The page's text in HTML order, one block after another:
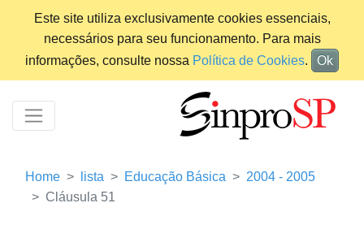
Este site utiliza exclusivamente cookies essenciais,
necessários para seu funcionamento. Para mais
informações, consulte nossa Política de Cookies. Ok
Home lista Educação Básica
2004 - 2005
Cláusula 51